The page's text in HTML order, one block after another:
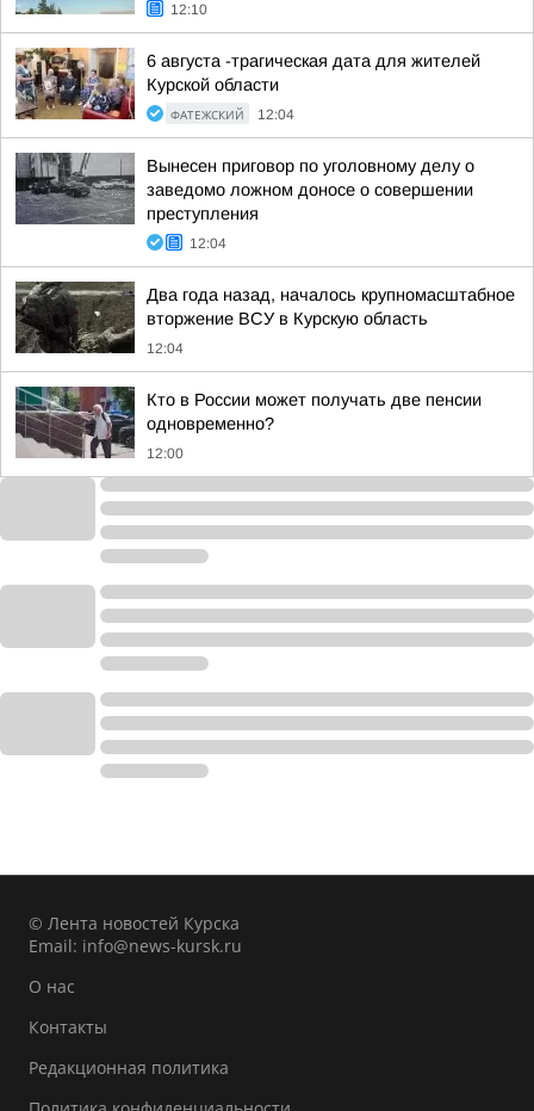
12:10
6 августа -трагическая дата для жителей
Курской области
ФАТЕЖСКИЙ 12:04
Вынесен приговор по уголовному делу о
заведомо ложном доносе о совершении
преступления
12:04
Два года назад, началось крупномасштабное
вторжение ВСУ в Курскую область
12:04
Кто в России может получать две пенсии
одновременно?
12:00
© Лента новостей Курска
Email: info@news-kursk.ru
О нас
Контакты
Редакционная политика